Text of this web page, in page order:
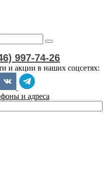
997-74-26
и акции в наших соцсетях:
и адреса